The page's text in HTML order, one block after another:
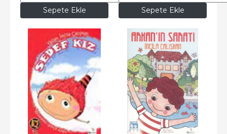
Sepete Ekle Sepete Ekle